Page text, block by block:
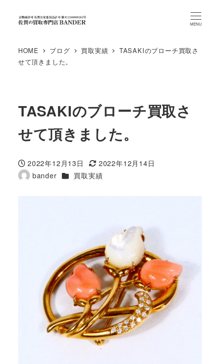
MENU
HOME ブログ 買取実績
TASAKIのブローチ買取さ
せて頂きました。
TASAKIのブローチ買取さ
せて頂きました。
投稿日
2022年12月13日
更新日
2022年12月14日
著
bander カテゴリー
買取実績